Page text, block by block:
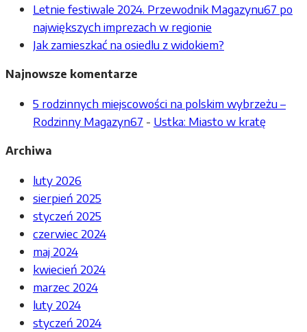
Letnie festiwale 2024. Przewodnik Magazynu67 po
największych imprezach w regionie
Jak zamieszkać na osiedlu z widokiem?
Najnowsze komentarze
5 rodzinnych miejscowości na polskim wybrzeżu –
Rodzinny Magazyn67 - Ustka: Miasto w kratę
Archiwa
luty 2026
sierpień 2025
styczeń 2025
czerwiec 2024
maj 2024
kwiecień 2024
marzec 2024
luty 2024
styczeń 2024